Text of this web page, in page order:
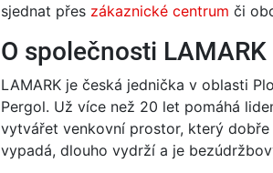
sjednat přes zákaznické centrum či
O společnosti LAMARK
LAMARK je česká jednička v oblasti
Pergol. Už více než 20 let pomáhá
vytvářet venkovní prostor, který dobře
vypadá, dlouho vydrží a je